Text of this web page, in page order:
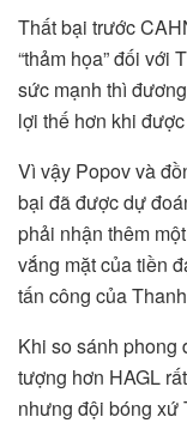
Thất bại trước
“thảm họa” đối với
sức mạnh thì
lợi thế hơn khi
Vì vậy Popov và
bại đã được dự
phải nhận thêm
vắng mặt của tiền
tấn công của
Khi so sánh phong
tượng hơn HAGL
nhưng đội bóng xứ